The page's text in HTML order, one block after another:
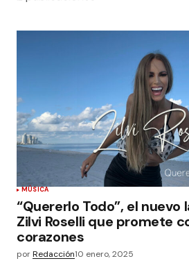
MÚSICA
“Quererlo Todo”, el
Zilvi Roselli que promete
corazones
porRedacción10 enero, 2025